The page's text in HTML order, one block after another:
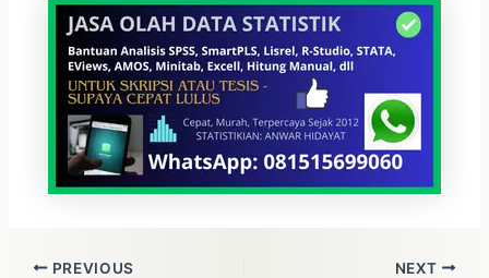
PREVIOUS NEXT